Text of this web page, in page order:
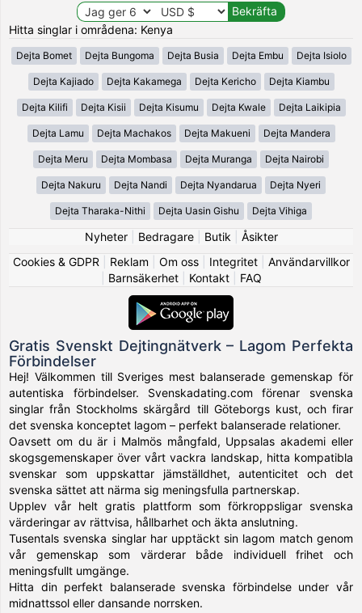
Hitta singlar i områdena: Kenya
Dejta Bomet Dejta Bungoma Dejta Busia Dejta Embu Dejta Isiolo
Dejta Kajiado Dejta Kakamega Dejta Kericho Dejta Kiambu
Dejta Kilifi Dejta Kisii Dejta Kisumu Dejta Kwale Dejta Laikipia
Dejta Lamu Dejta Machakos Dejta Makueni Dejta Mandera
Dejta Meru Dejta Mombasa Dejta Muranga Dejta Nairobi
Dejta Nakuru Dejta Nandi Dejta Nyandarua Dejta Nyeri
Dejta Tharaka-Nithi Dejta Uasin Gishu Dejta Vihiga
Nyheter| Bedragare| Butik
Åsikter
Cookies & GDPR
Reklam Om oss| Integritet| Användarvillkor
Barnsäkerhet| Kontakt| FAQ
Gratis Svenskt Dejtingnätverk – Lagom Perfekta
Förbindelser
Hej! Välkommen till Sveriges mest balanserade gemenskap för
autentiska förbindelser. Svenskadating.com förenar svenska
singlar från Stockholms skärgård till Göteborgs kust, och firar
det svenska konceptet lagom – perfekt balanserade relationer.
Oavsett om du är i Malmös mångfald, Uppsalas akademi eller
skogsgemenskaper över vårt vackra landskap, hitta kompatibla
svenskar som uppskattar jämställdhet, autenticitet och det
svenska sättet att närma sig meningsfulla partnerskap.
Upplev vår helt gratis plattform som förkroppsligar svenska
värderingar av rättvisa, hållbarhet och äkta anslutning.
Tusentals svenska singlar har upptäckt sin lagom match genom
vår gemenskap som värderar både individuell frihet och
meningsfullt umgänge.
Hitta din perfekt balanserade svenska förbindelse under vår
midnattssol eller dansande norrsken.